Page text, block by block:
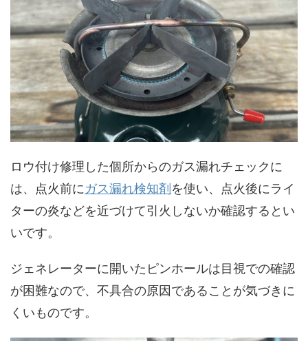
ロウ付け修理した個所からのガス漏れチェックに
は、点火前にガス漏れ検知剤 を使い、点火後にライ
ターの炎などを近づけて引火しないか確認するとい
いです。
ジェネレーターに開いたピンホールは目視での確認
が困難なので、不具合の原因であることが気づきに
くいものです。